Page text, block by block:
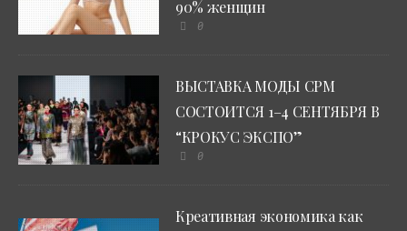
90% женщин
0
ВЫСТАВКА МОДЫ CPM
СОСТОИТСЯ 1–4 СЕНТЯБРЯ В
“КРОКУС ЭКСПО”
0
Креативная экономика как